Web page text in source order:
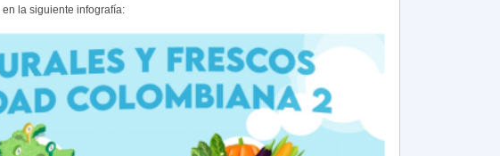
la siguiente infografía: